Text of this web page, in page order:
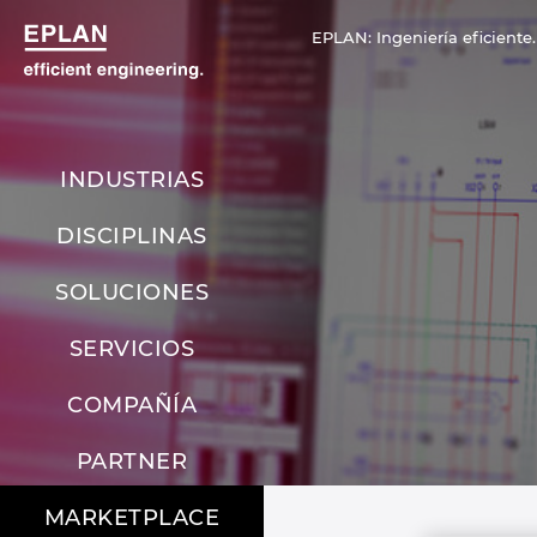
EPLAN: Ingeniería eficiente.
INDUSTRIAS
DISCIPLINAS
SOLUCIONES
SERVICIOS
COMPAÑÍA
PARTNER
MARKETPLACE